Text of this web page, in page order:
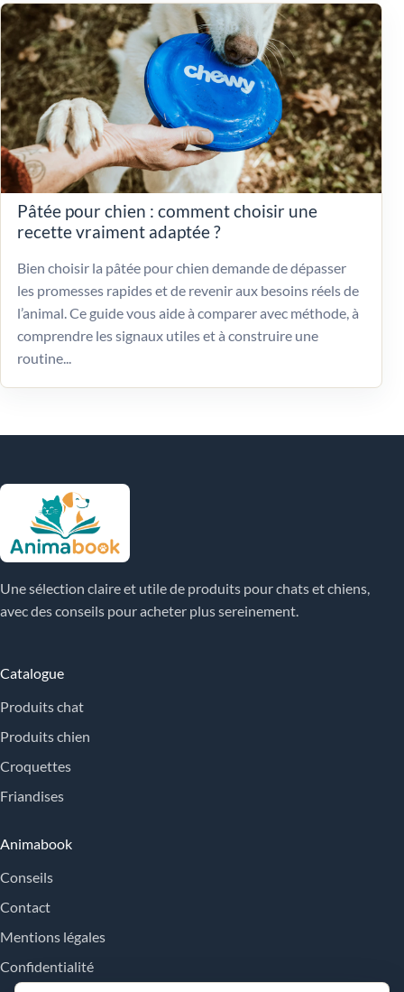
Pâtée pour chien : comment choisir une
recette vraiment adaptée ?
Bien choisir la pâtée pour chien demande de dépasser
les promesses rapides et de revenir aux besoins réels de
l’animal. Ce guide vous aide à comparer avec méthode, à
comprendre les signaux utiles et à construire une
routine...
Une sélection claire et utile de produits pour chats et chiens,
avec des conseils pour acheter plus sereinement.
Catalogue
Produits chat
Produits chien
Croquettes
Friandises
Animabook
Conseils
Contact
Mentions légales
Confidentialité